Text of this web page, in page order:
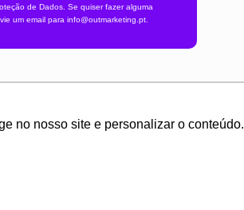
no nosso site e personalizar o conteúdo.
de Dados. Se quiser fazer alguma
um email para info@outmarketing.pt.